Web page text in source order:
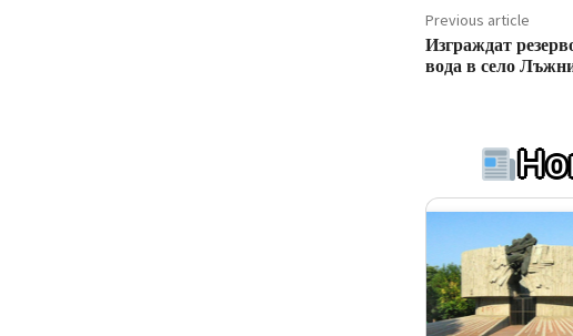
Previous article
Изграждат
вода в село